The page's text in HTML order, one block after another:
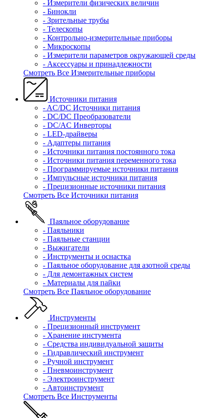
- Измерители физических величин
- Бинокли
- Зрительные трубы
- Телескопы
- Контрольно-измерительные приборы
- Микроскопы
- Измерители параметров окружающей среды
- Аксессуары и принадлежности
Смотреть Все Измерительные приборы
Источники питания
- AC/DC Источники питания
- DC/DC Преобразователи
- DC/AC Инверторы
- LED-драйверы
- Адаптеры питания
- Источники питания постоянного тока
- Источники питания переменного тока
- Программируемые источники питания
- Импульсные источники питания
- Прецизионные источники питания
Смотреть Все Источники питания
Паяльное оборудование
- Паяльники
- Паяльные станции
- Выжигатели
- Инструменты и оснастка
- Паяльное оборудование для азотной среды
- Для демонтажных систем
- Материалы для пайки
Смотреть Все Паяльное оборудование
Инструменты
- Прецизионный инструмент
- Хранение инстумента
- Средства индивидуальной защиты
- Гидравлический инструмент
- Ручной инструмент
- Пневмоинструмент
- Электроинструмент
- Автоинструмент
Смотреть Все Инструменты